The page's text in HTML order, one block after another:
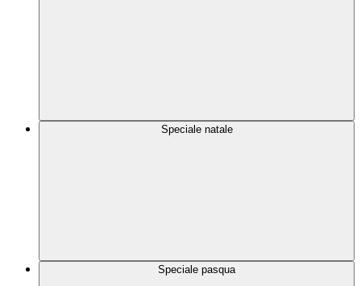
Speciale natale
Speciale pasqua